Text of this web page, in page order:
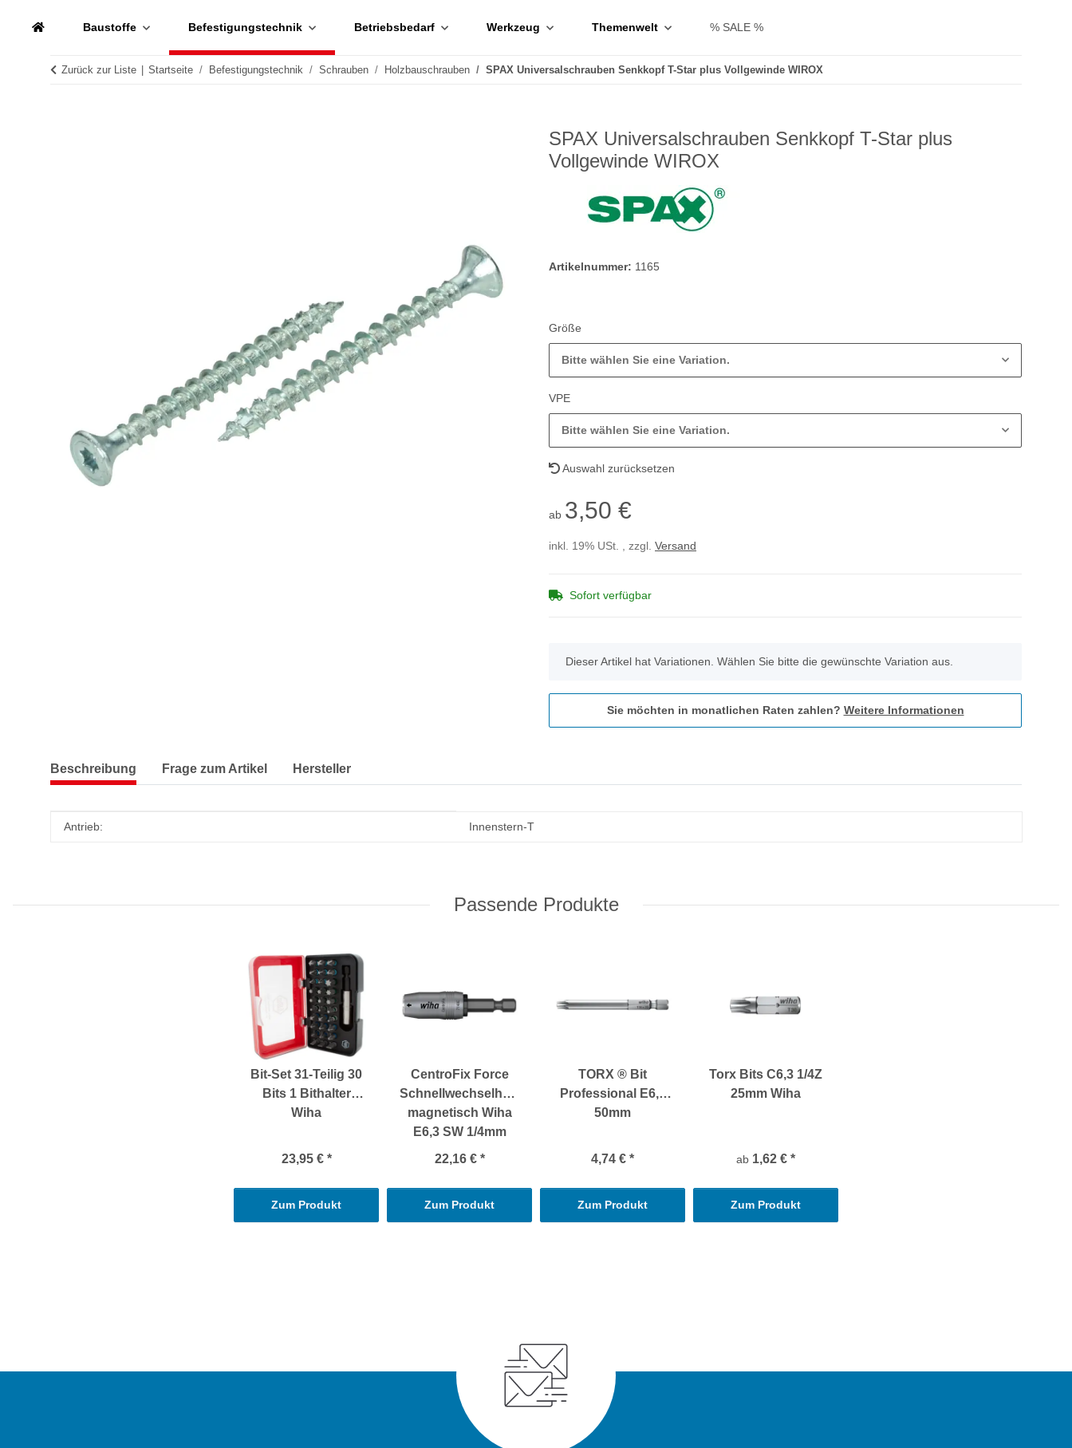
Baustoffe Befestigungstechnik Betriebsbedarf Werkzeug Themenwelt % SALE %
Zurück zur Liste Startseite Befestigungstechnik Schrauben Holzbauschrauben SPAX Universalschrauben Senkkopf T-Star plus Vollgewinde WIROX
SPAX Universalschrauben Senkkopf T-Star plus
Vollgewinde WIROX
Artikelnummer: 1165
Größe
Bitte wählen Sie eine Variation.
VPE
Bitte wählen Sie eine Variation.
Auswahl zurücksetzen
ab 3,50 €
inkl. 19% USt. , zzgl. Versand
Sofort verfügbar
x
Dieser Artikel hat Variationen. Wählen Sie bitte die gewünschte Variation aus.
Sie möchten in monatlichen Raten zahlen? Weitere Informationen
Beschreibung Frage zum Artikel Hersteller
Produkteigenschaft
Wert
Antrieb: Innenstern-T
Passende Produkte
Bit-Set 31-Teilig 30
Bits 1 Bithalter
Wiha
23,95 € *
Zum Produkt
CentroFix Force
Schnellwechselhalter
magnetisch Wiha
E6,3 SW 1/4mm
22,16 € *
Zum Produkt
TORX ® Bit
Professional E6,3
50mm
4,74 € *
Zum Produkt
Torx Bits C6,3 1/4Z
25mm Wiha
ab 1,62 € *
Zum Produkt